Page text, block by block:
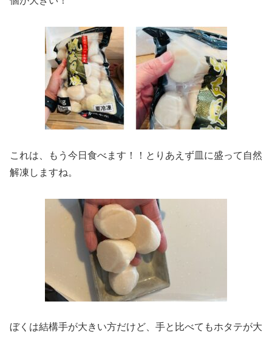
これは、もう今日食べます！！とりあえず皿に盛って自然
解凍しますね。
ぼくは結構手が大きい方だけど、手と比べてもホタテが大